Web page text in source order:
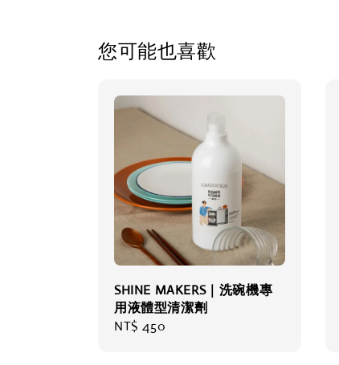
您可能也喜歡
SHINE MAKERS｜洗碗機專
用液體型清潔劑
Regular
NT$ 450